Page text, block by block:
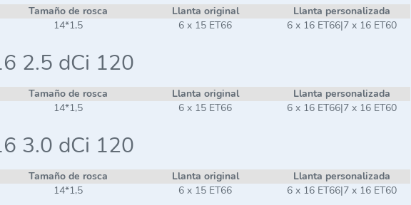
Tamaño de rosca Llanta original
Llanta personalizada
14*1,5 6 x 15 ET66 6 x 16 ET66|7 x 16 ET60
2.5 dCi 120
Tamaño de rosca Llanta original
Llanta personalizada
14*1,5 6 x 15 ET66 6 x 16 ET66|7 x 16 ET60
3.0 dCi 120
Tamaño de rosca Llanta original
Llanta personalizada
14*1,5 6 x 15 ET66 6 x 16 ET66|7 x 16 ET60